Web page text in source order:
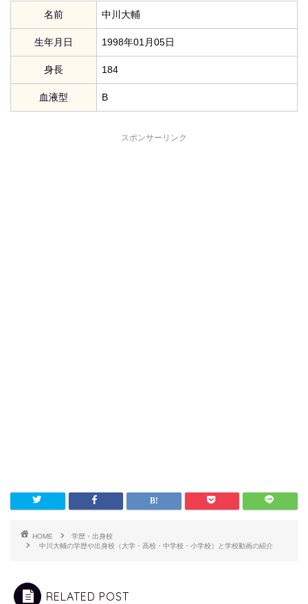
名前 中川大輔
生年月日 1998年01月05日
身長 184
血液型 B
スポンサーリンク
HOME
学歴・出身校
中川大輔の学歴や出身校（大学・高校・中学校・小学校）と学校動画の紹介
RELATED POST